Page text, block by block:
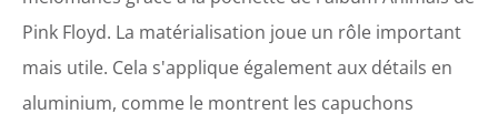
Pink Floyd. La matérialisation joue un rôle important
mais utile. Cela s'applique également aux détails en
aluminium, comme le montrent les capuchons